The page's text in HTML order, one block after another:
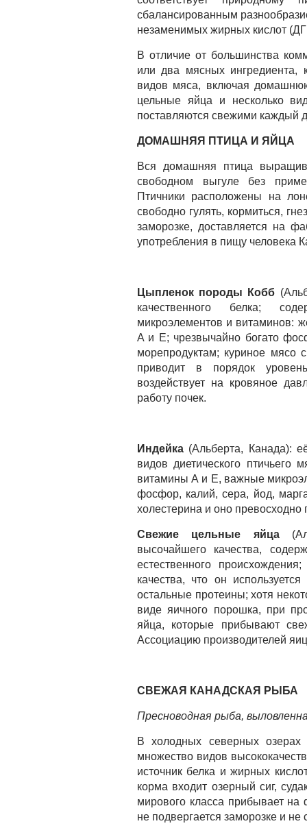
сбалансированным
незаменимых жирных кислот
В отличие от большинства
или два мясных ингредиента,
видов мяса, включая
цельные яйца и несколько
поставляются свежими каждый
ДОМАШНЯЯ ПТИЦА И ЯЙЦА
Вся домашняя птица
свободном выгуле без
Птичники расположены на
свободно гулять, кормиться,
заморозке, доставляется на
употребления в пищу человека
Цыпленок породы Кобб
качественного белка;
микроэлементов и витаминов:
A и Е; чрезвычайно богато
морепродуктам; куриное мясо
приводит в порядок
воздействует на кровяное
работу почек.
Индейка (Альберта, Канада):
видов диетического
витамины А и Е, важные
фосфор, калий, сера, йод,
холестерина и оно превосходно
Свежие цельные яйца
высочайшего качества,
естественного
качества, что он
остальные протеины; хотя
виде яичного порошка, при
яйца, которые прибывают
Ассоциацию производителей
СВЕЖАЯ КАНАДСКАЯ РЫБА
Пресноводная рыба,
В холодных северных
множество видов
источник белка и жирных
корма входит озерный сиг,
мирового класса прибывает
не подвергается заморозке и не